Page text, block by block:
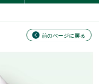
前のページに戻る